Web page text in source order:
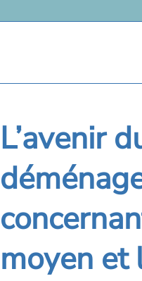
L’avenir
moyen et